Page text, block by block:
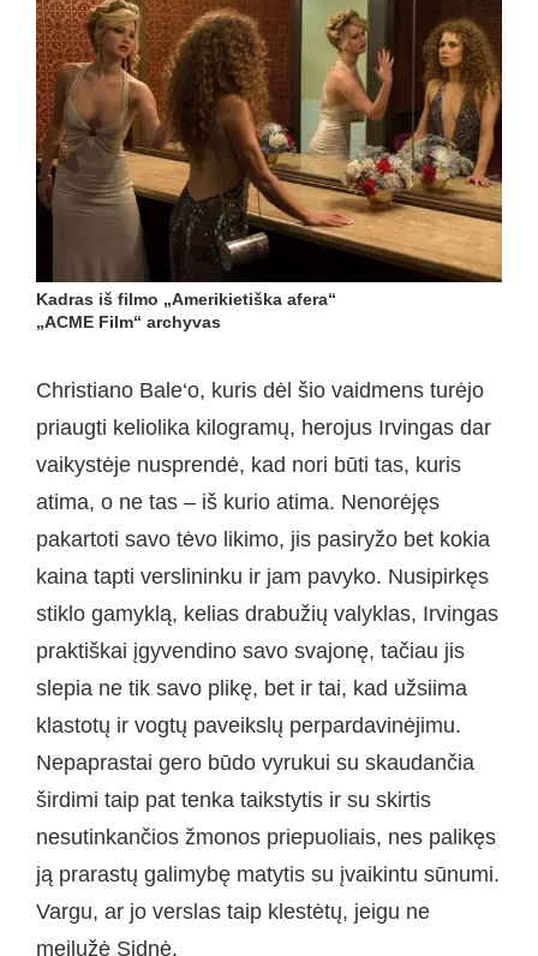
Kadras iš filmo „Amerikietiška afera“
„ACME Film“ archyvas
Christiano Bale‘o, kuris dėl šio vaidmens turėjo
priaugti keliolika kilogramų, herojus Irvingas dar
vaikystėje nusprendė, kad nori būti tas, kuris
atima, o ne tas – iš kurio atima. Nenorėjęs
pakartoti savo tėvo likimo, jis pasiryžo bet kokia
kaina tapti verslininku ir jam pavyko. Nusipirkęs
stiklo gamyklą, kelias drabužių valyklas, Irvingas
praktiškai įgyvendino savo svajonę, tačiau jis
slepia ne tik savo plikę, bet ir tai, kad užsiima
klastotų ir vogtų paveikslų perpardavinėjimu.
Nepaprastai gero būdo vyrukui su skaudančia
širdimi taip pat tenka taikstytis ir su skirtis
nesutinkančios žmonos priepuoliais, nes palikęs
ją prarastų galimybę matytis su įvaikintu sūnumi.
Vargu, ar jo verslas taip klestėtų, jeigu ne
meilužė Sidnė.